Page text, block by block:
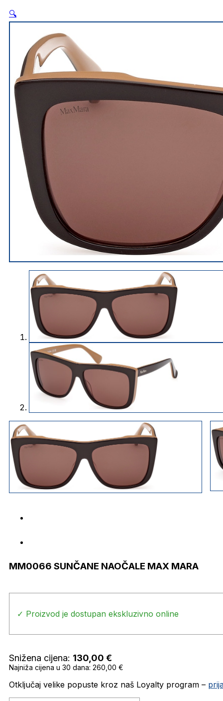
🔍
MM0066 SUNČANE NAOČALE MAX MARA
✓ Proizvod je dostupan ekskluzivno online
Snižena cijena: 130,00 €
Najniža cijena u 30 dana: 260,00 €
Otključaj velike popuste kroz naš Loyalty program –